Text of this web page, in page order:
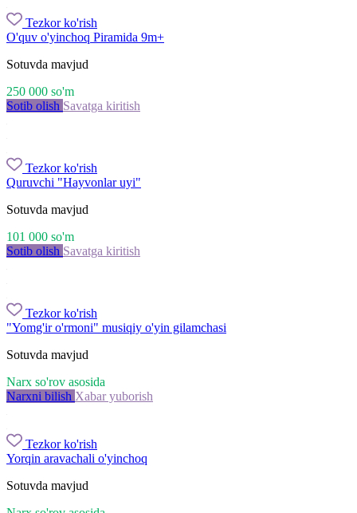
Tezkor ko'rish
O'quv o'yinchoq Piramida 9m+
Sotuvda mavjud
250 000 so'm
Sotib olish Savatga kiritish
Tezkor ko'rish
Quruvchi "Hayvonlar uyi"
Sotuvda mavjud
101 000 so'm
Sotib olish Savatga kiritish
Tezkor ko'rish
"Yomg'ir o'rmoni" musiqiy o'yin gilamchasi
Sotuvda mavjud
Narx so'rov asosida
Narxni bilish Xabar yuborish
Tezkor ko'rish
Yorqin aravachali o'yinchoq
Sotuvda mavjud